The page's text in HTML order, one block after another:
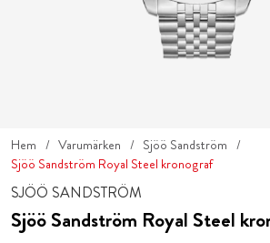
Hem Varumärken
Sjöö Sandström
Sjöö Sandström Royal Steel kronograf
SJÖÖ SANDSTRÖM
Sjöö Sandström Royal Steel